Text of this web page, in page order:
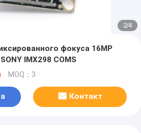
2/4
фокуса 16MP
IMX298 COMS
MOQ：3
Контакт